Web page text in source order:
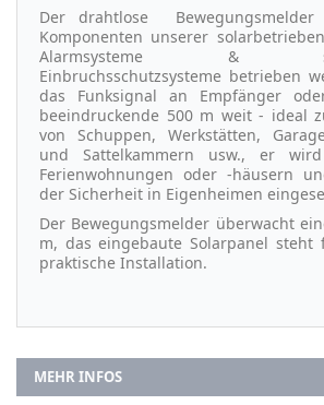
Der drahtlose
Komponenten unserer
Alarmsysteme &
Einbruchsschutzsysteme betrieben
das Funksignal an Empfänger
beeindruckende 500 m weit - ideal
von Schuppen, Werkstätten,
und Sattelkammern usw., er
Ferienwohnungen oder -häusern
der Sicherheit in Eigenheimen
Der Bewegungsmelder überwacht
m, das eingebaute Solarpanel steht
praktische Installation.
MEHR INFOS